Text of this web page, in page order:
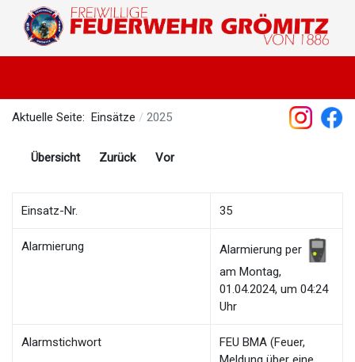
Aktuelle Seite: Einsätze 2025
Übersicht Zurück Vor
Einsatz-Nr. 35
Alarmierung
Alarmierung per
am Montag,
01.04.2024, um 04:24
Uhr
Alarmstichwort
FEU BMA (Feuer,